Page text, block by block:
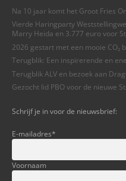
Na 10 jaar komt het Groot Fries
Vierde Haringparty
Marry Heida en 3.777 euro voor
2026 gestart met een mooie CO₂
Terugblik: Een inspirerende en
Terugblik ALV en bezoek aan
Gezocht lid PBO voor de nieuwe
Schrijf je in voor de nieuwsbrief:
E-mailadres*
Voornaam